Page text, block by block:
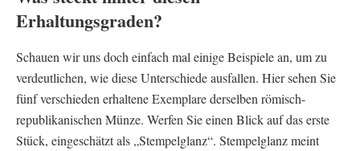
Erhaltungsgraden?
Schauen wir uns doch einfach mal einige Beispiele an, um zu
verdeutlichen, wie diese Unterschiede ausfallen. Hier sehen Sie
fünf verschieden erhaltene Exemplare derselben römisch-
republikanischen Münze. Werfen Sie einen Blick auf das erste
Stück, eingeschätzt als „Stempelglanz“. Stempelglanz meint